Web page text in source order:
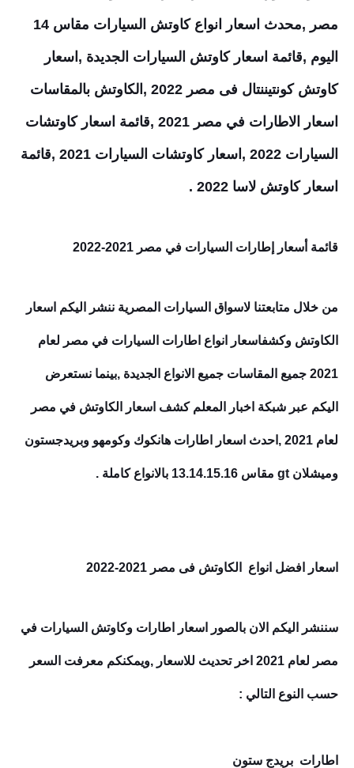
مصر ,محدث اسعار انواع كاوتش السيارات مقاس 14
اليوم ,قائمة اسعار كاوتش السيارات الجديدة ,اسعار
كاوتش كونتيننتال فى مصر 2022 ,الكاوتش بالمقاسات
اسعار الاطارات في مصر 2021 ,قائمة اسعار كاوتشات
السيارات 2022 ,اسعار كاوتشات السيارات 2021 ,قائمة
اسعار كاوتش لاسا 2022 .
قائمة أسعار إطارات السيارات في مصر 2021-2022
من خلال متابعتنا لاسواق السيارات المصرية ننشر اليكم اسعار
الكاوتش وكشفاسعار انواع اطارات السيارات في مصر لعام
2021 جميع المقاسات جميع الانواع الجديدة ,بينما نستعرض
اليكم عبر شبكة اخبار المعلم كشف اسعار الكاوتش في مصر
لعام 2021 ,احدث اسعار اطارات هانكوك وكومهو وبريدجستون
وميشلان gt مقاس 13.14.15.16 بالانواع كاملة .
اسعار افضل انواع الكاوتش فى مصر 2021-2022
سننشر اليكم الان بالصور اسعار اطارات وكاوتش السيارات في
مصر لعام 2021 اخر تحديث للاسعار ,ويمكنكم معرفت السعر
حسب النوع التالي :
اطارات بريدج ستون